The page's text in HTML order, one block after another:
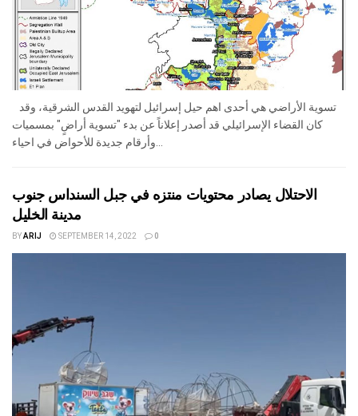
كان القضاء الإسرائيلي قد أصدر إعلاناً عن بدء "تسوية أراضٍ" بمسميات
الاحتلال يصادر محتويات منتزه في جبل السنداس جنوب
مدينة الخليل
BYARIJ SEPTEMBER 14, 2022 0